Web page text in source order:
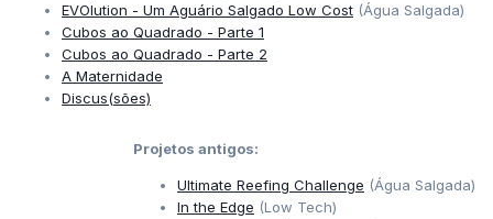
EVOlution - Um Aguário Salgado Low Cost (Água Salgada)
Cubos ao Quadrado - Parte 1
Cubos ao Quadrado - Parte 2
A Maternidade
Discus(sões)
Projetos antigos:
Ultimate Reefing Challenge (Água Salgada)
In the Edge (Low Tech)